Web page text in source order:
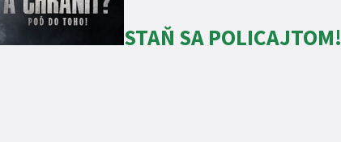
STAŇ SA POLICAJTOM!